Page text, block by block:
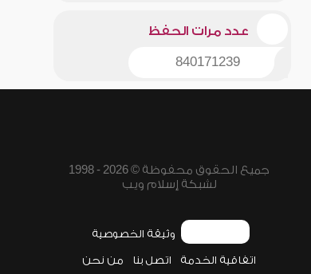
عدد مرات الحفظ
840171239
جميع الحقوق محفوظة © 2026 - 1998
لشبكة إسلام ويب
وثيقة الخصوصية
اتفاقية الخدمة اتصل بنا من نحن